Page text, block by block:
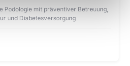
Podologie mit präventiver Betreuung,
und Diabetesversorgung